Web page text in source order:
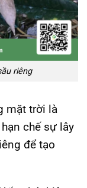
riêng
mặt trời là
chế sự lây
để tạo